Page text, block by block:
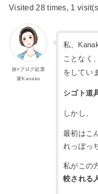
Visited 28 times, 1
旅×ブログ起業
家Kanako
私、
ことなく
をしてい
シゴト道
しかし、
最初はこ
れっぽっ
私がこの
較される